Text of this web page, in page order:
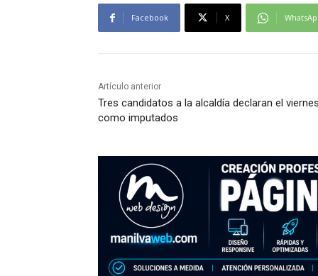
Facebook X
Artículo anterior
Tres candidatos a la alcaldía declaran el
como imputados